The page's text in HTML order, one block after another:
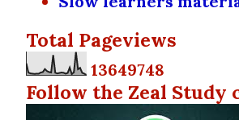
Total Pageviews
13649748
Follow the Zeal Study